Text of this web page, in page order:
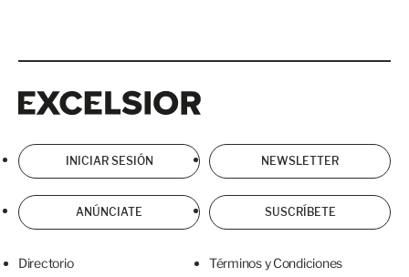
INICIAR SESIÓN NEWSLETTER
ANÚNCIATE SUSCRÍBETE
Directorio Términos y Condiciones